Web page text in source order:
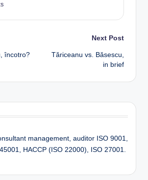
încotro?
Next Post
Tăriceanu vs. Băsescu,
in brief
management, auditor ISO 9001,
HACCP (ISO 22000), ISO 27001.